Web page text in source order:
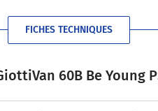
FICHES TECHNIQUES
60B Be Young